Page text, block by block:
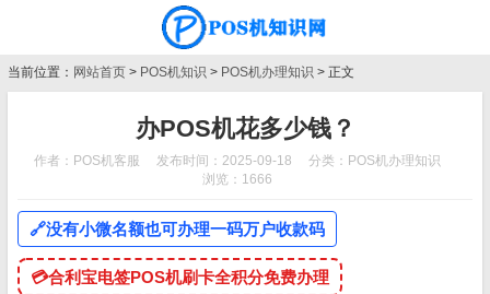
当前位置： 网站首页 > POS机知识 > POS机办理知识 > 正文
办POS机花多少钱？
作者：POS机客服 发布时间：2025-09-18 分类： POS机办理知识
浏览：1666
🔗没有小微名额也可办理一码万户收款码
💳合利宝电签POS机刷卡全积分免费办理